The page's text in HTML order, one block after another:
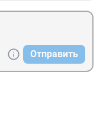
Отправить